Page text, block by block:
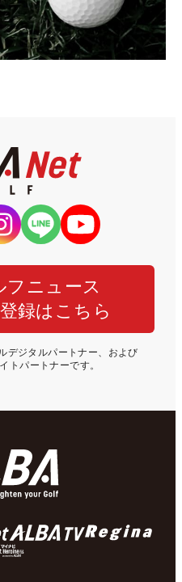
フニュース
録はこちら
デジタルパートナー、および
トパートナーです。